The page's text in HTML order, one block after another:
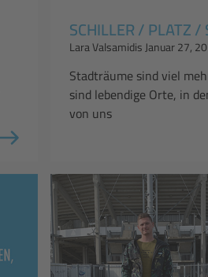
SCHILLER / PLATZ /
Lara ValsamidisJanuar 27,
Stadträume sind viel
sind lebendige Orte, in
von uns